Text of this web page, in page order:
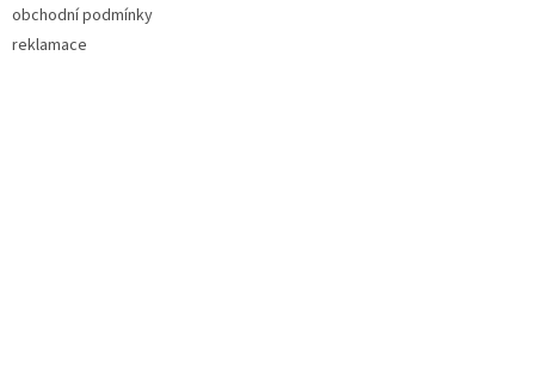
obchodní podmínky
reklamace